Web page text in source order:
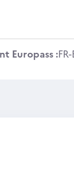
Europass :FR-